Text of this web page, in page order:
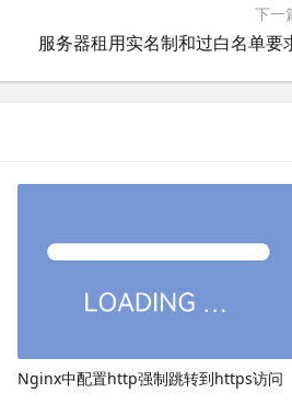
下一
服务器租用实名制和过白名单要
Nginx中配置http强制跳转到https访问